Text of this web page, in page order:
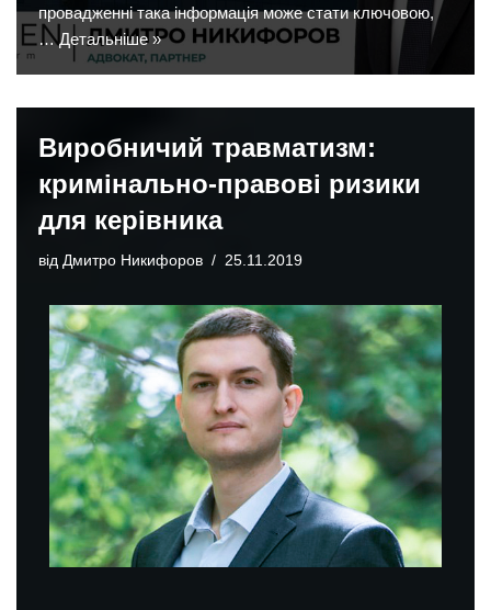
провадженні така інформація може стати ключовою,
…Детальніше »
Виробничий травматизм:
кримінально-правові ризики
для керівника
від Дмитро Никифоров 25.11.2019